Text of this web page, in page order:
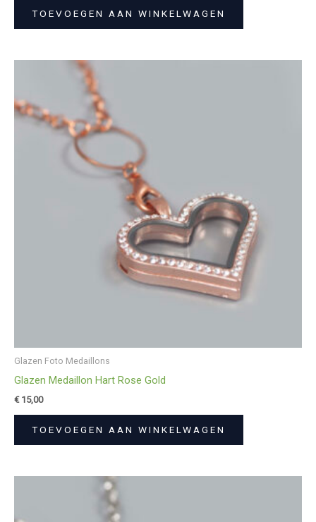
TOEVOEGEN AAN WINKELWAGEN
Glazen Foto Medaillons
Glazen Medaillon Hart Rose Gold
€15,00
TOEVOEGEN AAN WINKELWAGEN